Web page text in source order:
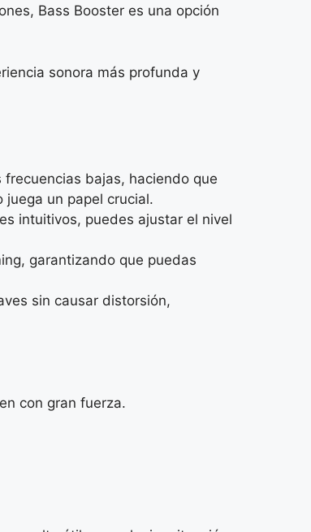
Bass Booster es una opción
sonora más profunda y
bajas, haciendo que
un papel crucial.
intuitivos, puedes ajustar el nivel
garantizando que puedas
sin causar distorsión,
con gran fuerza.